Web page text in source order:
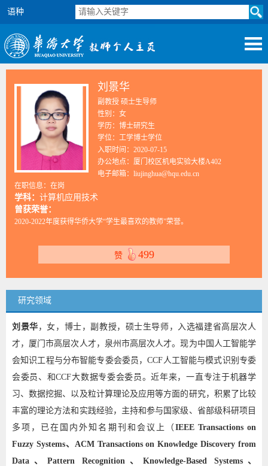
语种
刘景华
副教授 硕士生导师
性别：女
学历：博士研究生
学位：工学博士学位
入职时间：2020-07-15
办公地点：厦门校区机电实验大楼A402
电子邮箱： liujinghua@hqu.edu.cn
在职信息：在岗
学科： 计算机应用技术
曾获荣誉：
2020-2022年度获得华侨大学“学生最喜欢的教师”荣誉。
赞 499
研究领域
刘景华 ，女，博士， 副教授， 硕士生导师，入选福建省高层次人
才，厦门市高层次人才，泉州市高层次人才。现为中国人工智能学
会知识工程与分布智能专委会委员，CCF人工智能与模式识别专委
会委员、和CCF大数据专委会委员。近年来，一直专注于机器学
习、数据挖掘、以及粒计算理论及应用等方面的研究，积累了比较
丰富的理论方法和实践经验，主持和参与国家级、省部级科研项目
多项，已在国内外知名期刊和会议上（ IEEE Transactions on
Fuzzy Systems、 ACM Transactions on Knowledge Discovery from
Data、 Pattern Recognition、Knowledge-Based Systems、